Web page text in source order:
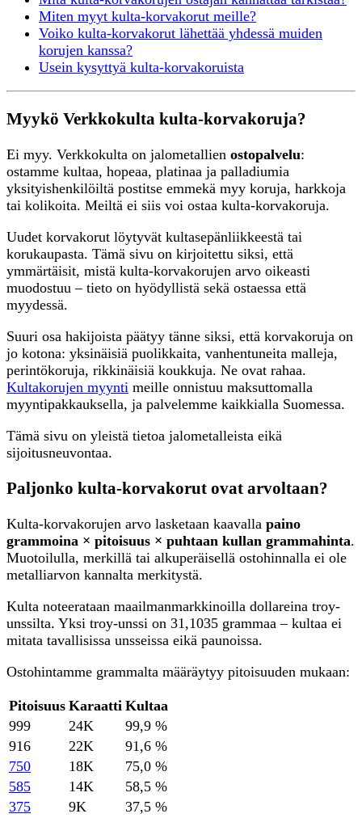
Miten myyt kulta-korvakorut meille?
Voiko kulta-korvakorut lähettää yhdessä muiden
korujen kanssa?
Usein kysyttyä kulta-korvakoruista
Myykö Verkkokulta kulta-korvakoruja?
Ei myy. Verkkokulta on jalometallien ostopalvelu:
ostamme kultaa, hopeaa, platinaa ja palladiumia
yksityishenkilöiltä postitse emmekä myy koruja, harkkoja
tai kolikoita. Meiltä ei siis voi ostaa kulta-korvakoruja.
Uudet korvakorut löytyvät kultasepänliikkeestä tai
korukaupasta. Tämä sivu on kirjoitettu siksi, että
ymmärtäisit, mistä kulta-korvakorujen arvo oikeasti
muodostuu – tieto on hyödyllistä sekä ostaessa että
myydessä.
Suuri osa hakijoista päätyy tänne siksi, että korvakoruja on
jo kotona: yksinäisiä puolikkaita, vanhentuneita malleja,
perintökoruja, rikkinäisiä koukkuja. Ne ovat rahaa.
Kultakorujen myynti meille onnistuu maksuttomalla
myyntipakkauksella, ja palvelemme kaikkialla Suomessa.
Tämä sivu on yleistä tietoa jalometalleista eikä
sijoitusneuvontaa.
Paljonko kulta-korvakorut ovat arvoltaan?
Kulta-korvakorujen arvo lasketaan kaavalla paino
grammoina × pitoisuus × puhtaan kullan grammahinta.
Muotoilulla, merkillä tai alkuperäisellä ostohinnalla ei ole
metalliarvon kannalta merkitystä.
Kulta noteerataan maailmanmarkkinoilla dollareina troy-
unssilta. Yksi troy-unssi on 31,1035 grammaa – kultaa ei
mitata tavallisissa unsseissa eikä paunoissa.
Ostohintamme grammalta määräytyy pitoisuuden mukaan:
Pitoisuus Karaatti Kultaa
999
24K
99,9 %
916
22K
91,6 %
750
18K
75,0 %
585
14K
58,5 %
375
9K
37,5 %